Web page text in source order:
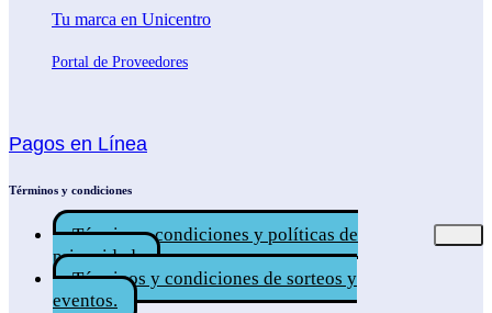
Tu marca en Unicentro
Portal de Proveedores
Pagos en Línea
Términos y condiciones
Términos, condiciones y políticas de
privacidad.
Términos y condiciones de sorteos y
eventos.